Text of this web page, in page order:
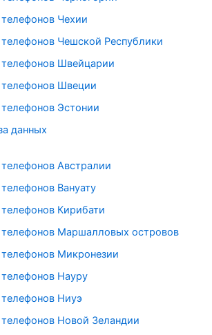
Чехии
Чешской Республики
телефонов Швейцарии
телефонов Швеции
Эстонии
данных
Австралии
Вануату
Кирибати
телефонов Маршалловых островов
Микронезии
Науру
Ниуэ
Новой Зеландии